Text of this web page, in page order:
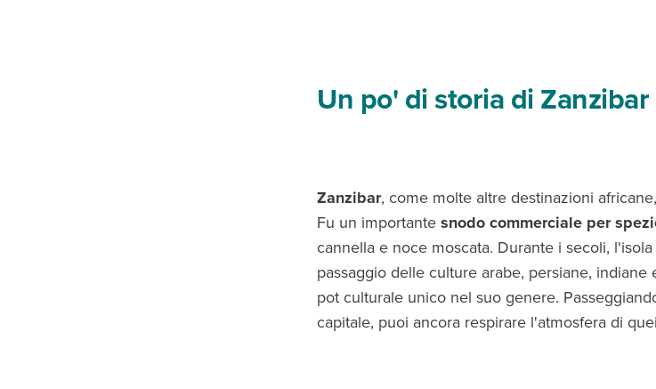
Un po' di storia di Zanzibar
Zanzibar, come molte altre destinazioni
Fu un importantesnodo commerciale per
cannella e noce moscata. Durante i secoli,
passaggio delle culture arabe, persiane,
pot culturale unico nel suo genere.
capitale, puoi ancora respirare l'atmosfera di